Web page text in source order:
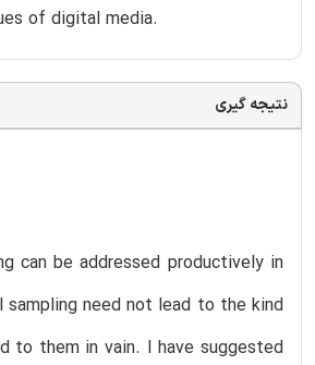
of digital media.
نتیجه گیری
can be addressed productively in
sampling need not lead to the kind
to them in vain. I have suggested